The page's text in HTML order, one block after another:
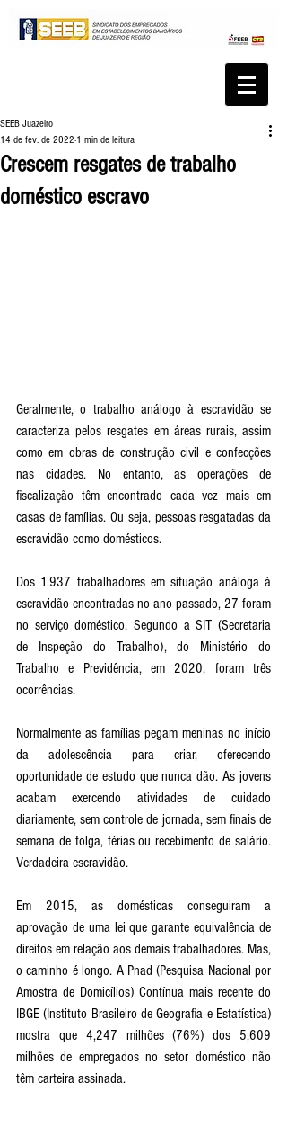
Crescem resgates de trabalho
doméstico escravo
SEEB Juazeiro
14 de fev. de 2022 1 min de leitura
Geralmente, o trabalho análogo à escravidão se
caracteriza pelos resgates em áreas rurais, assim
como em obras de construção civil e confecções
nas cidades. No entanto, as operações de
fiscalização têm encontrado cada vez mais em
casas de famílias. Ou seja, pessoas resgatadas da
escravidão como domésticos.
Dos 1.937 trabalhadores em situação análoga à
escravidão encontradas no ano passado, 27 foram
no serviço doméstico. Segundo a SIT (Secretaria
de Inspeção do Trabalho), do Ministério do
Trabalho e Previdência, em 2020, foram três
ocorrências.
Normalmente as famílias pegam meninas no início
da adolescência para criar, oferecendo
oportunidade de estudo que nunca dão. As jovens
acabam exercendo atividades de cuidado
diariamente, sem controle de jornada, sem finais de
semana de folga, férias ou recebimento de salário.
Verdadeira escravidão.
Em 2015, as domésticas conseguiram a
aprovação de uma lei que garante equivalência de
direitos em relação aos demais trabalhadores. Mas,
o caminho é longo. A Pnad (Pesquisa Nacional por
Amostra de Domicílios) Contínua mais recente do
IBGE (Instituto Brasileiro de Geografia e Estatística)
mostra que 4,247 milhões (76%) dos 5,609
milhões de empregados no setor doméstico não
têm carteira assinada.